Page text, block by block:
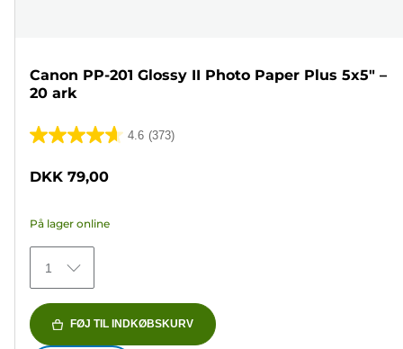
Canon PP-201 Glossy II Photo Paper Plus 5x5" –
20 ark
4.6 (373)
4.6
stjerner.
373
anmeldelser
DKK 79,00
På lager online
1
FØJ TIL INDKØBSKURV